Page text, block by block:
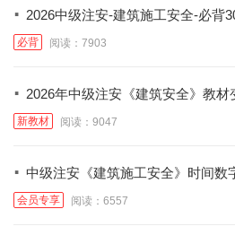
· 2026中级注安-建筑施工安全-必背
必背 阅读：7903
· 2026年中级注安《建筑安全》教材
新教材 阅读：9047
· 中级注安《建筑施工安全》时间数
会员专享 阅读：6557